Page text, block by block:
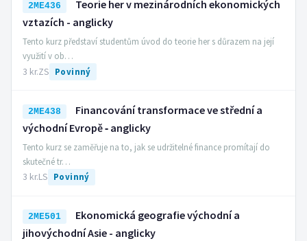
2ME436
Teorie her v mezinárodních ekonomických
vztazích - anglicky
Tento kurz představí studentům úvod do teorie her s důrazem na její
využití v ob…
3 kr.ZS Povinný
2ME438
Financování transformace ve střední a
východní Evropě ‑ anglicky
Tento kurz se zaměřuje na to, jak se udržitelné finance promítají do
skutečné tr…
3 kr.LS Povinný
2ME501
Ekonomická geografie východní a
jihovýchodní Asie - anglicky